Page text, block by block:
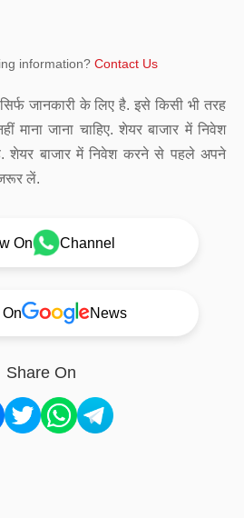
information? Contact Us
जानकारी के लिए है. इसे किसी भी तरह
जाना चाहिए. शेयर बाजार में निवेश
शेयर बाजार में निवेश करने से पहले अपने
लें.
On Channel
News
Share On